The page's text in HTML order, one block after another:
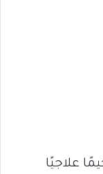
علاجيًا